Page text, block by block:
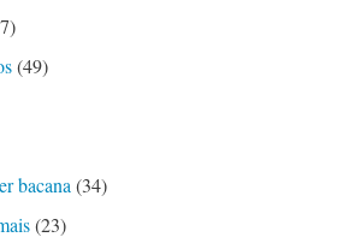
(49)
bacana (34)
(23)